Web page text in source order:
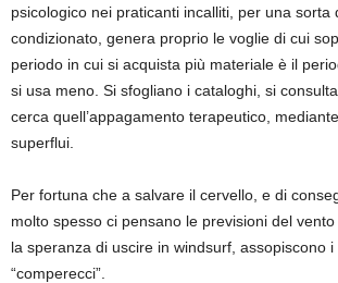
psicologico nei praticanti incalliti, per una sorta
condizionato, genera proprio le voglie di cui
periodo in cui si acquista più materiale è il
si usa meno. Si sfogliano i cataloghi, si
cerca quell’appagamento terapeutico,
superflui.
Per fortuna che a salvare il cervello, e di
molto spesso ci pensano le previsioni del
la speranza di uscire in windsurf, assopiscono
“comperecci”.